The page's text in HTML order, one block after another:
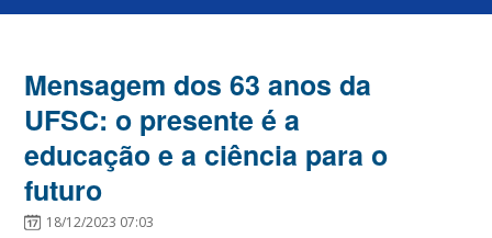
Mensagem dos 63 anos da
UFSC: o presente é a
educação e a ciência para o
futuro
18/12/2023 07:03